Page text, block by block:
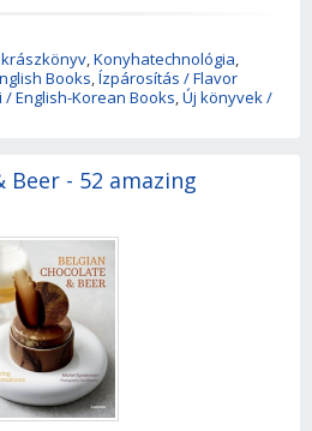
Konyhatechnológia
Books Ízpárosítás / Flavor
/ English-Korean Books Új könyvek /
Beer - 52 amazing